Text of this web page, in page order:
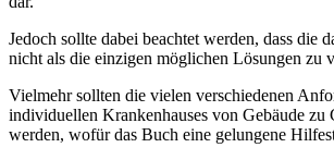
Jedoch sollte dabei beachtet werden, dass die
nicht als die einzigen möglichen Lösungen zu
Vielmehr sollten die vielen verschiedenen
individuellen Krankenhauses von Gebäude zu
werden, wofür das Buch eine gelungene